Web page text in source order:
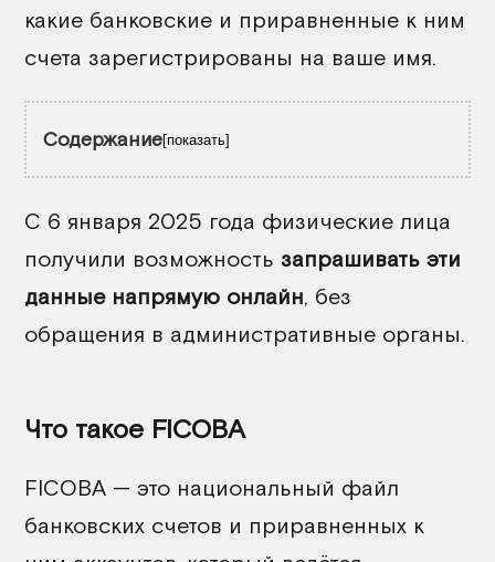
какие банковские и приравненные к ним
счета зарегистрированы на ваше имя.
Содержание показать
С 6 января 2025 года физические лица
получили возможность запрашивать эти
данные напрямую онлайн, без
обращения в административные органы.
Что такое FICOBA
FICOBA — это национальный файл
банковских счетов и приравненных к